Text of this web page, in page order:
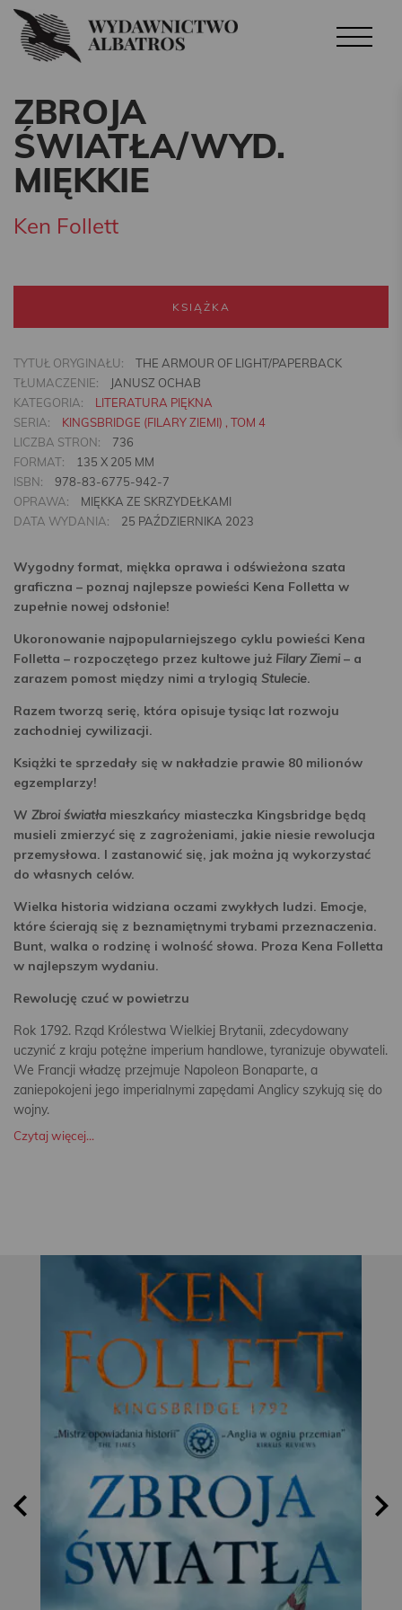
ZBROJA
ŚWIATŁA/WYD.
MIĘKKIE
Ken Follett
KSIĄŻKA
TYTUŁ ORYGINAŁU:
THE ARMOUR OF LIGHT/PAPERBACK
TŁUMACZENIE:
JANUSZ OCHAB
KATEGORIA:
LITERATURA PIĘKNA
SERIA:
KINGSBRIDGE (FILARY ZIEMI) , TOM 4
LICZBA STRON:
736
FORMAT:
135 X 205 MM
ISBN:
978-83-6775-942-7
OPRAWA:
MIĘKKA ZE SKRZYDEŁKAMI
DATA WYDANIA:
25 PAŹDZIERNIKA 2023
Wygodny format, miękka oprawa i odświeżona szata
graficzna – poznaj najlepsze powieści Kena Folletta w
zupełnie nowej odsłonie!
Ukoronowanie najpopularniejszego cyklu powieści Kena
Folletta – rozpoczętego przez kultowe już Filary Ziemi– a
zarazem pomost między nimi a trylogią Stulecie.
Razem tworzą serię, która opisuje tysiąc lat rozwoju
zachodniej cywilizacji.
Książki te sprzedały się w nakładzie prawie 80 milionów
egzemplarzy!
W Zbroi światła mieszkańcy miasteczka Kingsbridge będą
musieli zmierzyć się z zagrożeniami, jakie niesie rewolucja
przemysłowa. I zastanowić się, jak można ją wykorzystać
do własnych celów.
Wielka historia widziana oczami zwykłych ludzi. Emocje,
które ścierają się z beznamiętnymi trybami przeznaczenia.
Bunt, walka o rodzinę i wolność słowa. Proza Kena Folletta
w najlepszym wydaniu.
Rewolucję czuć w powietrzu
Rok 1792. Rząd Królestwa Wielkiej Brytanii, zdecydowany
uczynić z kraju potężne imperium handlowe, tyranizuje obywateli.
We Francji władzę przejmuje Napoleon Bonaparte, a
zaniepokojeni jego imperialnymi zapędami Anglicy szykują się do
wojny.
Czytaj więcej...